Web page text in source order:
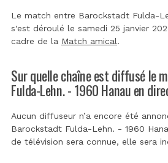
Le match entre Barockstadt Fulda-
s'est déroulé le samedi 25 janvier
cadre de la Match amical.
Sur quelle chaîne est diffusé le
Fulda-Lehn. - 1960 Hanau en
Aucun diffuseur n’a encore été
Barockstadt Fulda-Lehn. - 1960
de télévision sera connue, elle sera